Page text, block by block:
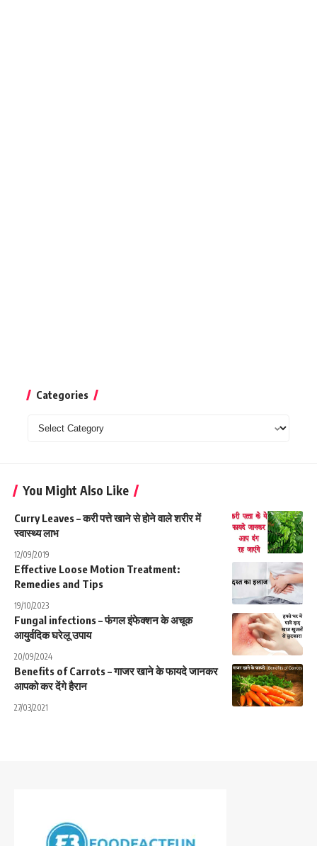
Categories
Categories
You Might Also Like
Curry Leaves – करी पत्ते खाने से होने वाले शरीर में
स्वास्थ्य लाभ
12/09/2019
Effective Loose Motion Treatment:
Remedies and Tips
19/10/2023
Fungal infections – फंगल इंफेक्शन के अचूक
आयुर्वदिक घरेलू उपाय
20/09/2024
Benefits of Carrots – गाजर खाने के फायदे जानकर
आपको कर देंगे हैरान
27/03/2021